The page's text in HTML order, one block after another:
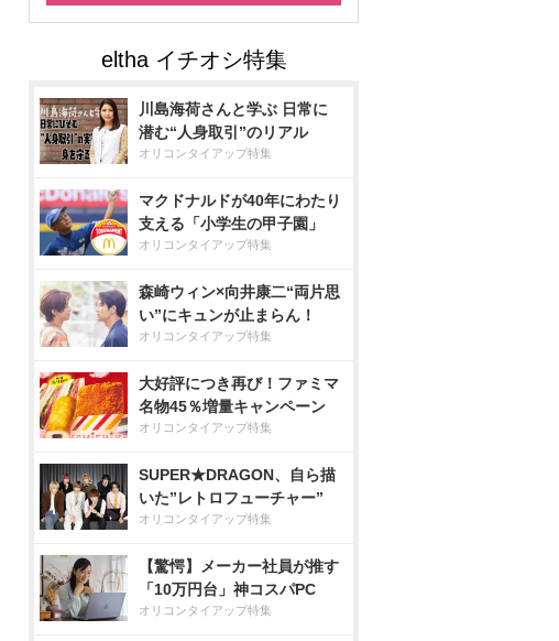
川島海荷さんと学ぶ 日常に
潜む“人身取引”のリアル
オリコンタイアップ特集
マクドナルドが40年にわたり
支える「小学生の甲子園」
オリコンタイアップ特集
森崎ウィン×向井康二“両片思
い”にキュンが止まらん！
オリコンタイアップ特集
大好評につき再び！ファミマ
名物45％増量キャンペーン
オリコンタイアップ特集
SUPER★DRAGON、自ら描
いた”レトロフューチャー”
オリコンタイアップ特集
【驚愕】メーカー社員が推す
「10万円台」神コスパPC
オリコンタイアップ特集